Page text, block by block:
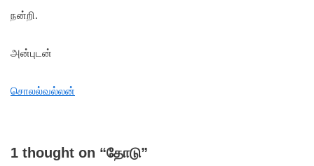
நன்றி.
அன்புடன்
சொலல்வல்லன்
1 thought on “தோடு”